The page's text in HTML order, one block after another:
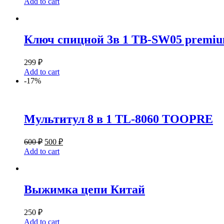
Ключ спицной 3в 1 TB-SW05
299 ₽
Add to cart
-17%
Мультитул 8 в 1 TL-8060 TOOPRE
600₽ 500 ₽
Add to cart
Выжимка цепи Китай
250 ₽
Add to cart